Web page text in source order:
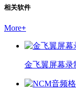
相关软件
More+
金飞翼屏幕录